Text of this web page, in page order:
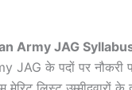
Army JAG
के पदों पर नौकरी